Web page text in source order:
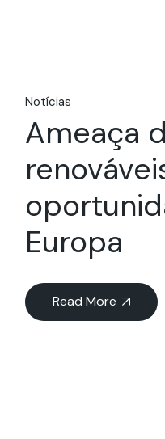
Notícias
Ameaça
Europa
Read More